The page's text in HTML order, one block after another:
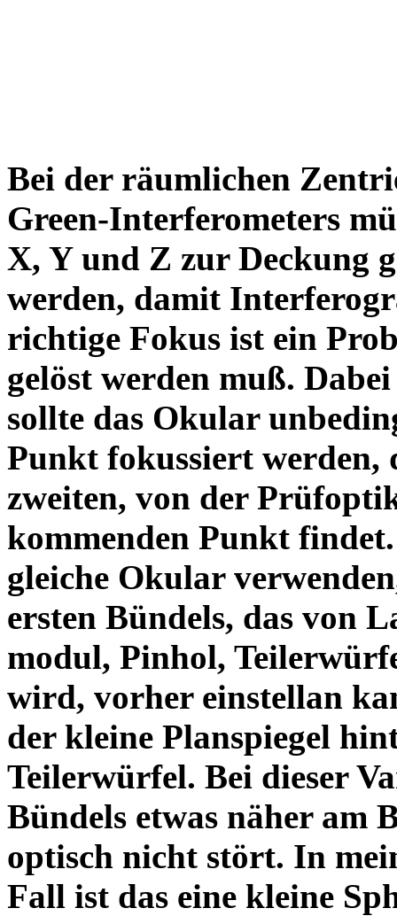
Bei der räumlichen
Green-Interferometers
X, Y und Z zur Deckung
werden, damit
richtige Fokus ist ein
gelöst werden muß. Dabei
sollte das Okular
Punkt fokussiert werden,
zweiten, von der
kommenden Punkt
gleiche Okular
ersten Bündels, das von
modul, Pinhol,
wird, vorher einstellan
der kleine Planspiegel
Teilerwürfel. Bei dieser
Bündels etwas näher am
optisch nicht stört. In
Fall ist das eine kleine